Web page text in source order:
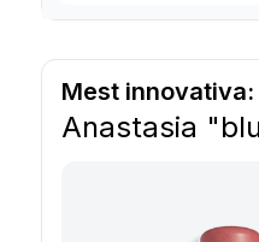
Mest innovativa:
Anastasia